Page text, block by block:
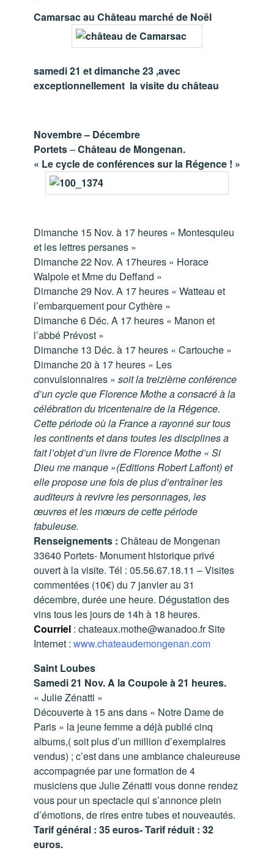
Camarsac au Château marché de Noël
samedi 21 et dimanche 23 ,avec
exceptionnellement la visite du château
Novembre – Décembre
Portets–Château de Mongenan.
« Le cycle de conférences sur la Régence ! »
Dimanche 15 Nov. à 17 heures « Montesquieu
et les lettres persanes »
Dimanche 22 Nov. A 17heures « Horace
Walpole et Mme du Deffand »
Dimanche 29 Nov. A 17 heures « Watteau et
l’embarquement pour Cythère »
Dimanche 6 Déc. A 17 heures « Manon et
l’abbé Prévost »
Dimanche 13 Déc. à 17 heures « Cartouche »
Dimanche 20 à 17 heures « Les
convulsionnaires » soit la treizième conférence
d’un cycle que Florence Mothe a consacré à la
célébration du tricentenaire de la Régence.
Cette période où la France a rayonné sur tous
les continents et dans toutes les disciplines a
fait l’objet d’un livre de Florence Mothe « Si
Dieu me manque »(Editions Robert Laffont) et
elle propose une fois de plus d’entraîner les
auditeurs à revivre les personnages, les
œuvres et les mœurs de cette période
fabuleuse.
Renseignements : Château de Mongenan
33640 Portets- Monument historique privé
ouvert à la visite. Tél : 05.56.67.18.11 – Visites
commentées (10€) du 7 janvier au 31
décembre, durée une heure. Dégustation des
vins tous les jours de 14h à 18 heures.
Courriel : chateaux.mothe@wanadoo.frSite
Internet : www.chateaudemongenan.com
Saint Loubes
Samedi 21 Nov. A la Coupole à 21 heures.
« Julie Zénatti »
Découverte à 15 ans dans « Notre Dame de
Paris » la jeune femme a déjà publié cinq
albums,( soit plus d’un million d’exemplaires
vendus) ; c’est dans une ambiance chaleureuse
accompagnée par une formation de 4
musiciens que Julie Zénatti vous donne rendez
vous pour un spectacle qui s’annonce plein
d’émotions, de rires entre tubes et nouveautés.
Tarif général : 35 euros- Tarif réduit : 32
euros.